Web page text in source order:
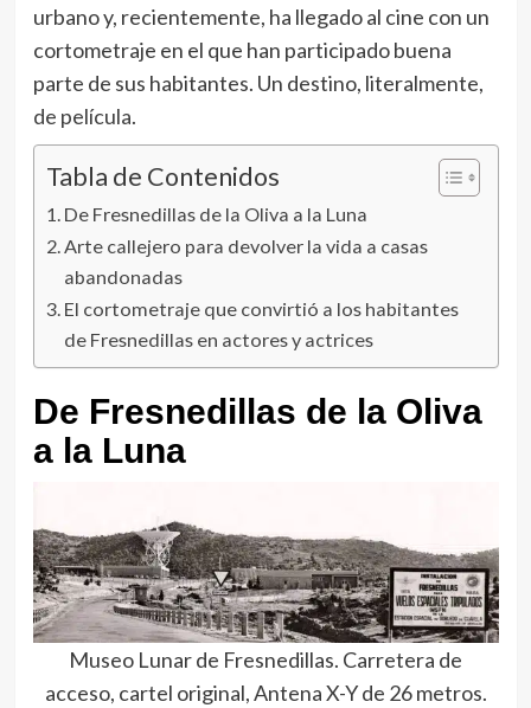
urbano y, recientemente, ha llegado al cine con un
cortometraje en el que han participado buena
parte de sus habitantes. Un destino, literalmente,
de película.
Tabla de Contenidos
De Fresnedillas de la Oliva a la Luna
Arte callejero para devolver la vida a casas
abandonadas
El cortometraje que convirtió a los habitantes
de Fresnedillas en actores y actrices
De Fresnedillas de la Oliva
a la Luna
Museo Lunar de Fresnedillas. Carretera de
acceso, cartel original, Antena X-Y de 26 metros.